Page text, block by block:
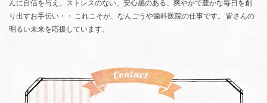
んに自信を与え、ストレスのない、安心感のある、爽やかで豊かな毎日を創
り出すお手伝い・・ これこそが、なんごうや歯科医院の仕事です。 皆さんの
明るい未来を応援しています。